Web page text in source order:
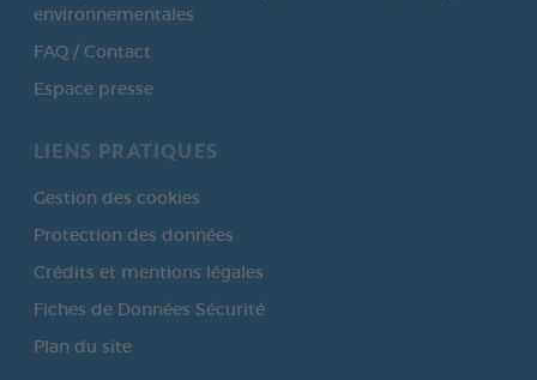
environnementales
FAQ / Contact
Espace presse
LIENS PRATIQUES
Gestion des cookies
Protection des données
Crédits et mentions légales
Fiches de Données Sécurité
Plan du site